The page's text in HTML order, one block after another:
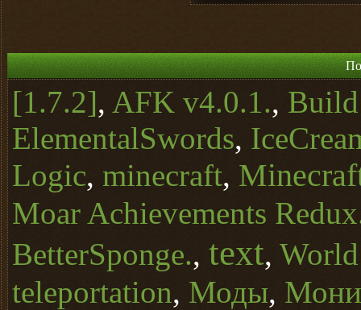
[1.7.2], AFK v4.0.1., Build
ElementalSwords,
Logic, minecraft,
Moar Achievements
BetterSponge., text,
teleportation, Моды,